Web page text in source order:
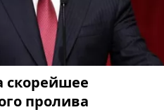
скорейшее
пролива